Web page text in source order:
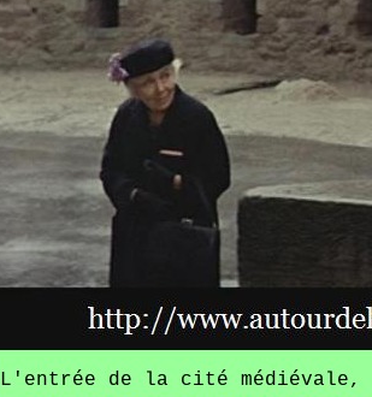
L'entrée de la cité